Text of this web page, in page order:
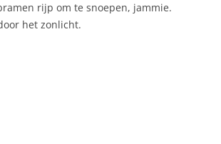
rijp om te snoepen, jammie.
het zonlicht.